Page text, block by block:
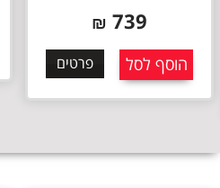
739
₪
הוסף לסל פרטים